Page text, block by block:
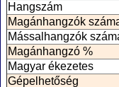
Hangszám
Magánhangzók
Mássalhangzók
Magánhangzó %
Magyar ékezetes
Gépelhetőség